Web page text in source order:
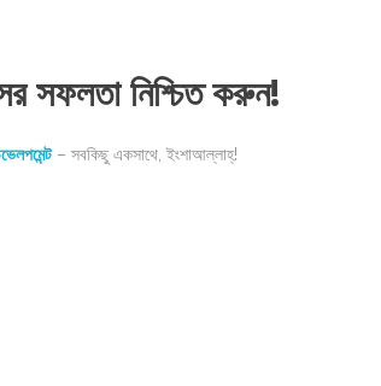
সফলতা নিশ্চিত করুন!
– সবকিছু একসাথে, ইংশাআল্লাহ্‌!